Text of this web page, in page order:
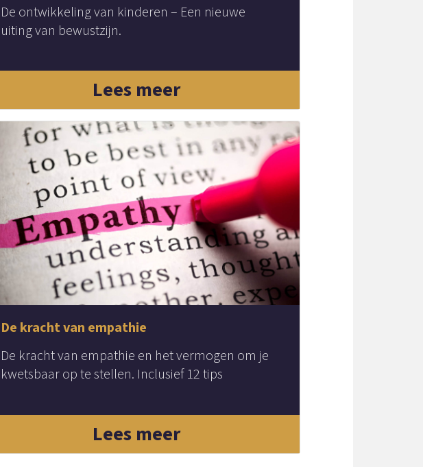
De ontwikkeling van kinderen – Een nieuwe
uiting van bewustzijn.
Lees meer
De kracht van empathie
De kracht van empathie en het vermogen om je
kwetsbaar op te stellen. Inclusief 12 tips
Lees meer